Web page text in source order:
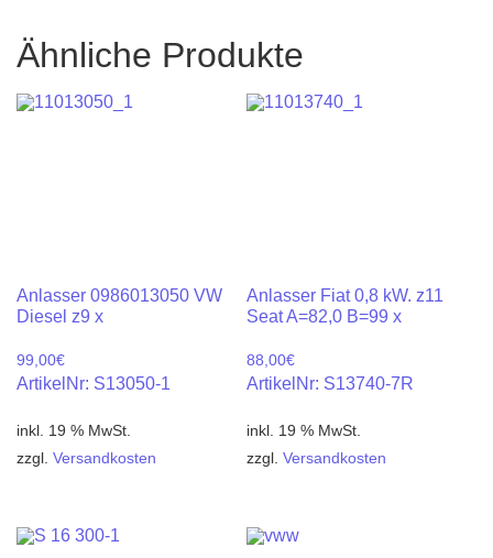
Ähnliche Produkte
Anlasser 0986013050 VW
Diesel z9 x
99,00€
ArtikelNr: S13050-1
inkl. 19 % MwSt.
zzgl. Versandkosten
Anlasser Fiat 0,8 kW. z11
Seat A=82,0 B=99 x
88,00€
ArtikelNr: S13740-7R
inkl. 19 % MwSt.
zzgl. Versandkosten